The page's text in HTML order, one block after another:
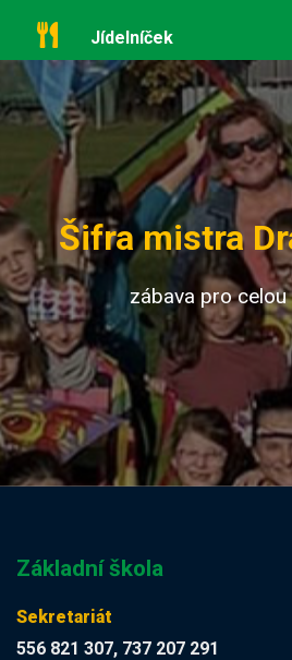
Jídelníček
Šifra mistra
zábava pro celou
Základní škola
Sekretariát
556 821 307, 737 207 291